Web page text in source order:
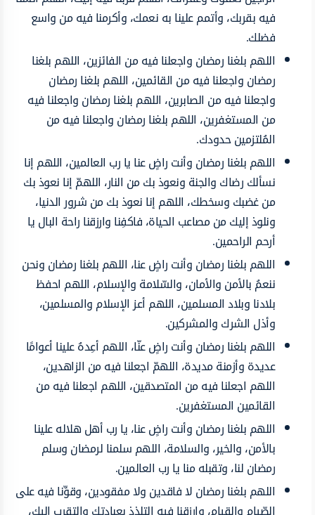
فيه بقربك، وأتمم علينا به نعمك، وأكرمنا فيه من واسع
فضلك.
اللهم بلغنا رمضان واجعلنا فيه من الفائزين، اللهم بلغنا
رمضان واجعلنا فيه من القائمين، اللهم بلغنا رمضان
واجعلنا فيه من الصابرين، اللهم بلغنا رمضان واجعلنا فيه
من المستغفرين، اللهم بلغنا رمضان واجعلنا فيه من
المُلتزمين حدودك.
اللهم بلغنا رمضان وأنت راضٍ عنا يا رب العالمين، اللهم إنا
نسألك رضاك والجنة ونعوذ بك من النار، اللهمّ إنا نعوذ بك
من غضبك وسخطك، اللهم إنا نعوذ بك من شرور الدنيا،
ونلوذ إليك من مصاعب الحياة، فاكفِنا وارزقنا راحة البال يا
أرحم الراحمين.
اللهم بلغنا رمضان وأنت راضٍ عنا، اللهم بلغنا رمضان ونحن
ننعمُ بالأمن والأمان، والسّلامة والإسلام، اللهم احفظ
بلادنا وبلاد المسلمين، اللهم أعز الإسلام والمسلمين،
وأذل الشرك والمشركين.
اللهم بلغنا رمضان وأنت راضٍ عنّا، اللهم أعِدهُ علينا أعوامًا
عديدة وأزمنة مديدة، اللهمّ اجعلنا فيه من الزاهدين،
اللهم اجعلنا فيه من المتصدقين، اللهم اجعلنا فيه من
القائمين المستغفرين.
اللهم بلغنا رمضان وأنت راضٍ عنا، يا رب أهل هلاله علينا
بالأمن، والخير، والسلامة، اللهم سلمنا لرمضان وسلم
رمضان لنا، وتقبله منا يا رب العالمين.
اللهم بلغنا رمضان لا فاقدين ولا مفقودين، وقوِّنا فيه على